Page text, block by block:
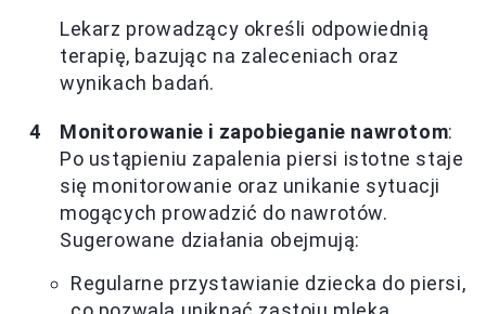
Lekarz prowadzący określi odpowiednią
terapię, bazując na zaleceniach oraz
wynikach badań.
Monitorowanie i zapobieganie nawrotom:
Po ustąpieniu zapalenia piersi istotne staje
się monitorowanie oraz unikanie sytuacji
mogących prowadzić do nawrotów.
Sugerowane działania obejmują:
Regularne przystawianie dziecka do piersi,